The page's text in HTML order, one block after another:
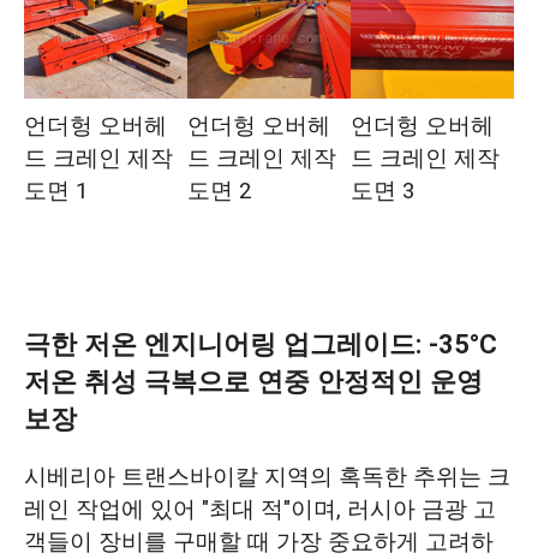
언더헝 오버헤
드 크레인 제작
도면 1
언더헝 오버헤
드 크레인 제작
도면 2
언더헝 오버헤
드 크레인 제작
도면 3
극한 저온 엔지니어링 업그레이드: -35°C
저온 취성 극복으로 연중 안정적인 운영
보장
시베리아 트랜스바이칼 지역의 혹독한 추위는 크
레인 작업에 있어 "최대 적"이며, 러시아 금광 고
객들이 장비를 구매할 때 가장 중요하게 고려하